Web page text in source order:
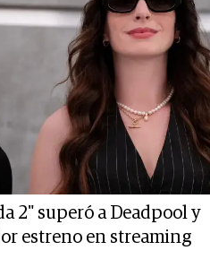
2" superó a Deadpool y
estreno en streaming